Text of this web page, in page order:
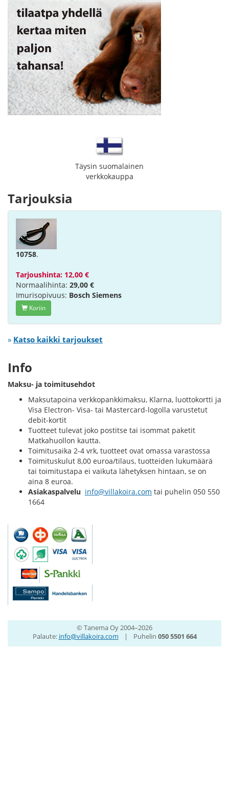
Täysin suomalainen
verkkokauppa
Tarjouksia
10758.
Tarjoushinta: 12,00 €
Normaalihinta: 29,00 €
Imurisopivuus: Bosch Siemens
Koriin
» Katso kaikki tarjoukset
Info
Maksu- ja toimitusehdot
Maksutapoina verkkopankkimaksu, Klarna, luottokortti ja
Visa Electron- Visa- tai Mastercard-logolla varustetut
debit-kortit
Tuotteet tulevat joko postitse tai isommat paketit
Matkahuollon kautta.
Toimitusaika 2-4 vrk, tuotteet ovat omassa varastossa
Toimituskulut 8,00 euroa/tilaus, tuotteiden lukumäärä
tai toimitustapa ei vaikuta lähetyksen hintaan, se on
aina 8 euroa.
Asiakaspalvelu info@villakoira.com tai puhelin 050 550
1664
© Tanema Oy 2004–2026
Palaute: info@villakoira.com | Puhelin 050 5501 664